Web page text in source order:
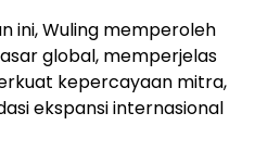
ini, Wuling memperoleh
global, memperjelas
kepercayaan mitra,
ekspansi internasional